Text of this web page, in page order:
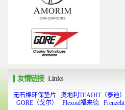
友情链接 Links
无石棉环保垫片 奥地利TEADIT（泰迪）
GORE（戈尔）
Flexoid福来德 Frenzelit